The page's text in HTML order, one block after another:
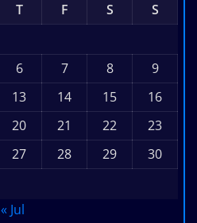
T F S
S
6 7 8
9
13 14 15
16
20 21 22
23
27 28 29
30
« Jul